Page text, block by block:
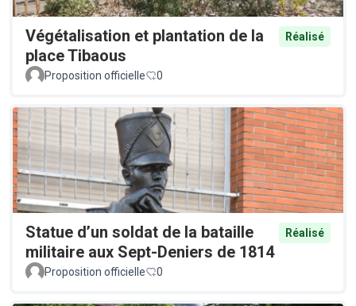
Végétalisation et plantation de la
place Tibaous
Réalisé
Proposition officielle 0
Statue d’un soldat de la bataille
militaire aux Sept-Deniers de 1814
Réalisé
Proposition officielle 0